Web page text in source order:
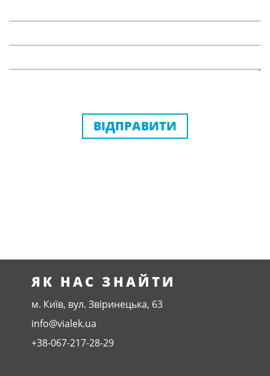
ВІДПРАВИТИ
ЯК НАС ЗНАЙТИ
м. Київ, вул. Звіринецька, 63
info@vialek.ua
+38-067-217-28-29